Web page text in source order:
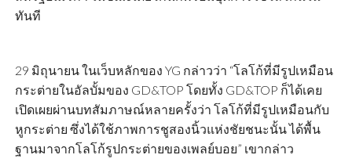
ทันที
29 มิถุนายน ในเว็บหลักของ YG กล่าวว่า “โลโก้ที่มีรูปเหมือน
กระต่ายในอัลบั้มของ GD&TOP โดยทั้ง GD&TOP ก็ได้เคย
เปิดเผยผ่านบทสัมภาษณ์หลายครั้งว่า โลโก้ที่มีรูปเหมือนกับ
หูกระต่าย ซึ่งได้ใช้ภาพการชูสองนิ้วแห่งชัยชนะนั้น ได้พื้น
ฐานมาจากโลโก้รูปกระต่ายของเพลย์บอย” เขากล่าว